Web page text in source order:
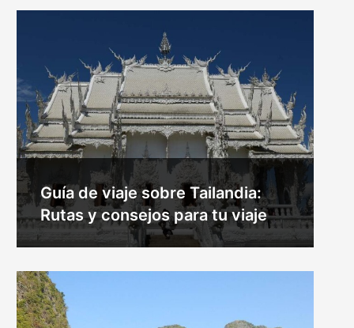
Guía de viaje sobre Tailandia:
Rutas y consejos para tu viaje